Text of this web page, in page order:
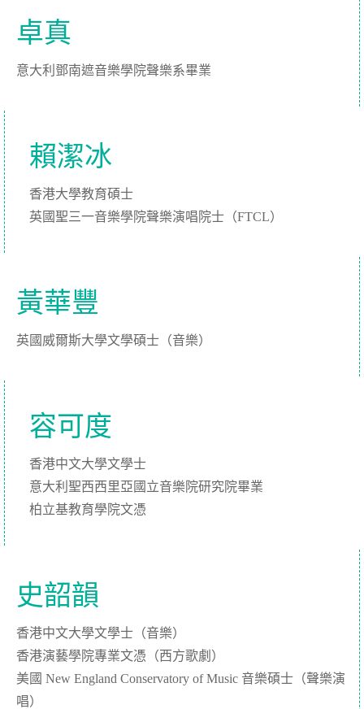
卓真
意大利鄧南遮音樂學院聲樂系畢業
賴潔冰
香港大學教育碩士
英國聖三一音樂學院聲樂演唱院士（FTCL）
黃華豐
英國威爾斯大學文學碩士（音樂）
容可度
香港中文大學文學士
意大利聖西西里亞國立音樂院研究院畢業
柏立基教育學院文憑
史韶韻
香港中文大學文學士（音樂）
香港演藝學院專業文憑（西方歌劇）
美國 New England Conservatory of Music 音樂碩士（聲樂演
唱）